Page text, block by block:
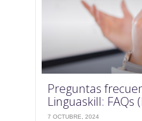
Preguntas
Linguaskill: FAQs
7 OCTUBRE, 2024